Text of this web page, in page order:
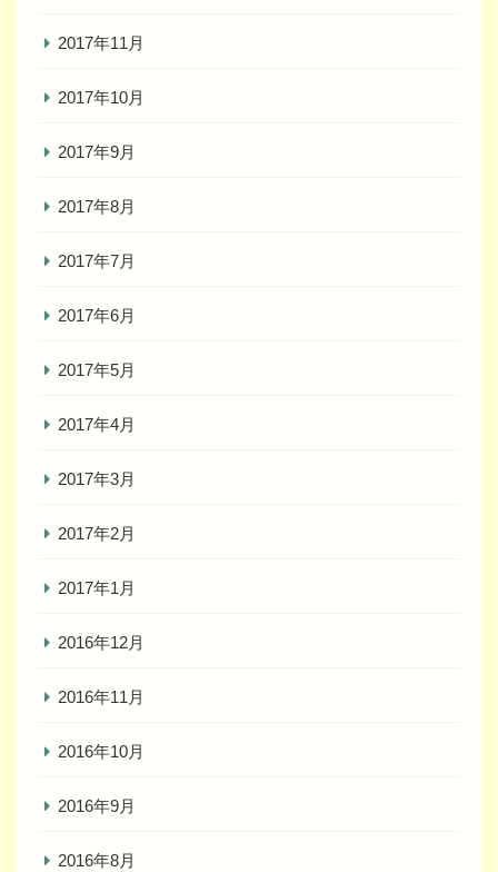
2017年11月
2017年10月
2017年9月
2017年8月
2017年7月
2017年6月
2017年5月
2017年4月
2017年3月
2017年2月
2017年1月
2016年12月
2016年11月
2016年10月
2016年9月
2016年8月